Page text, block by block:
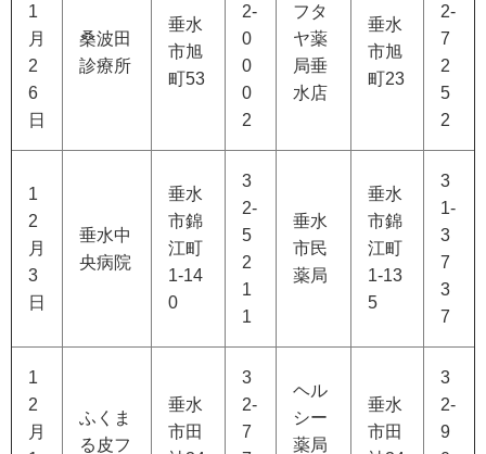
1
月
2
6
日
桑波田
診療所
垂水
市旭
町53
2-
0
0
0
2
フタ
ヤ薬
局垂
水店
垂水
市旭
町23
2-
7
2
5
2
1
2
月
3
日
垂水中
央病院
垂水
市錦
江町
1-14
0
3
2-
5
2
1
1
垂水
市民
薬局
垂水
市錦
江町
1-13
5
3
1-
3
7
3
7
1
2
月
ふくま
る皮フ
垂水
市田
3
2-
7
ヘル
シー
薬局
垂水
市田
3
2-
9